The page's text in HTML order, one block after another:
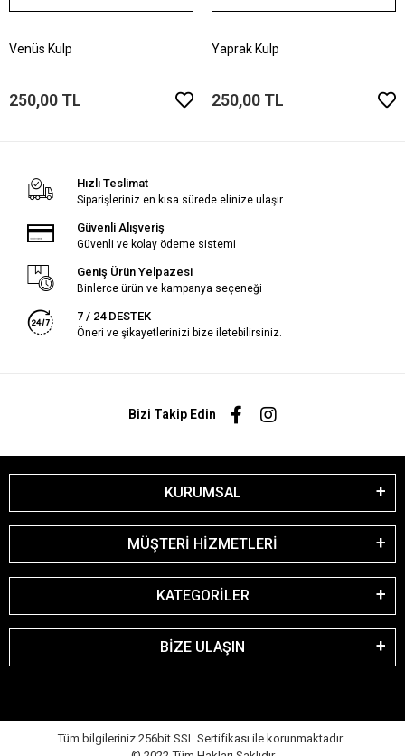
Venüs Kulp
250,00 TL
Yaprak Kulp
250,00 TL
Hızlı Teslimat
Siparişleriniz en kısa sürede elinize ulaşır.
Güvenli Alışveriş
Güvenli ve kolay ödeme sistemi
Geniş Ürün Yelpazesi
Binlerce ürün ve kampanya seçeneği
7 / 24 DESTEK
Öneri ve şikayetlerinizi bize iletebilirsiniz.
Bizi Takip Edin
KURUMSAL
MÜŞTERİ HİZMETLERİ
KATEGORİLER
BİZE ULAŞIN
Tüm bilgileriniz 256bit SSL Sertifikası ile korunmaktadır.